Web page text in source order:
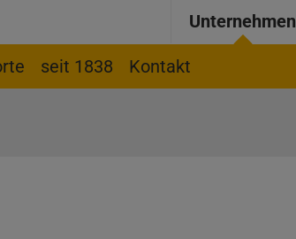
Unternehmen
seit 1838 Kontakt